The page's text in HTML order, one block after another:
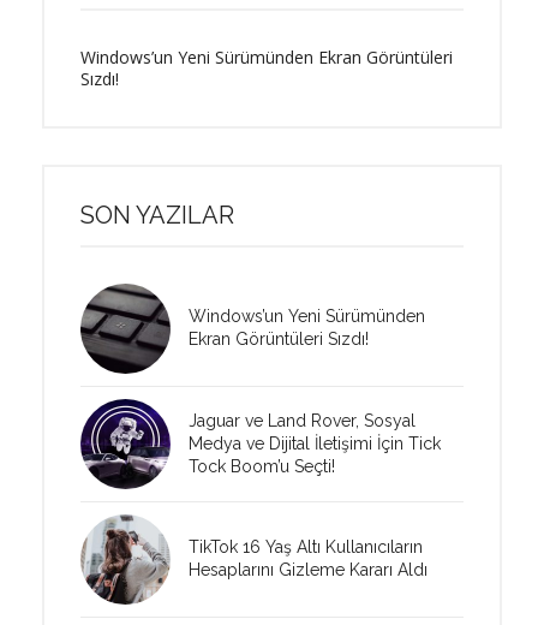
Windows’un Yeni Sürümünden Ekran Görüntüleri
Sızdı!
SON YAZILAR
Windows’un Yeni Sürümünden
Ekran Görüntüleri Sızdı!
Jaguar ve Land Rover, Sosyal
Medya ve Dijital İletişimi İçin Tick
Tock Boom’u Seçti!
TikTok 16 Yaş Altı Kullanıcıların
Hesaplarını Gizleme Kararı Aldı